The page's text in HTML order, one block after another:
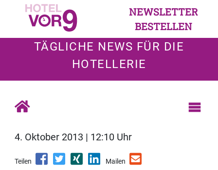
NEWSLETTER
BESTELLEN
TÄGLICHE NEWS FÜR DIE
HOTELLERIE
4. Oktober 2013 | 12:10 Uhr
Teilen Mailen